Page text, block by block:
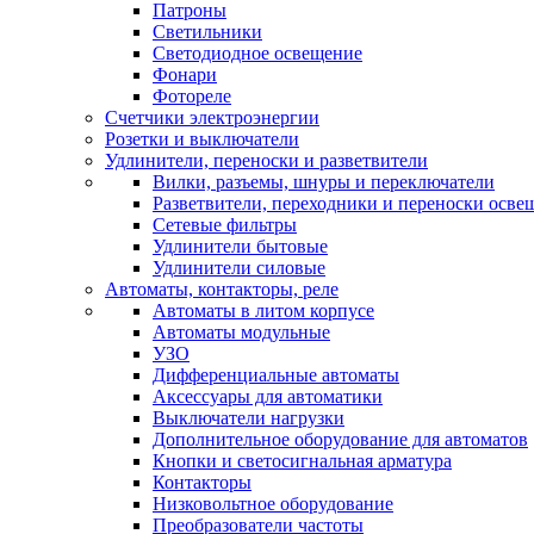
Патроны
Светильники
Светодиодное освещение
Фонари
Фотореле
Счетчики электроэнергии
Розетки и выключатели
Удлинители, переноски и разветвители
Вилки, разъемы, шнуры и переключатели
Разветвители, переходники и переноски
Сетевые фильтры
Удлинители бытовые
Удлинители силовые
Автоматы, контакторы, реле
Автоматы в литом корпусе
Автоматы модульные
УЗО
Дифференциальные автоматы
Аксессуары для автоматики
Выключатели нагрузки
Дополнительное оборудование для автоматов
Кнопки и светосигнальная арматура
Контакторы
Низковольтное оборудование
Преобразователи частоты